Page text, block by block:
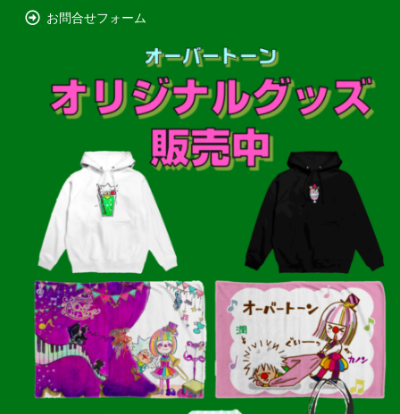
お問合せフォーム